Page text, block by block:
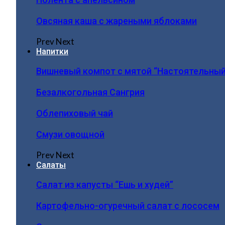
Овсяная каша с жареными яблоками
PrevNext
Напитки
Вишневый компот с мятой
Безалкогольная Сангрия
Облепиховый чай
Смузи овощной
PrevNext
Салаты
Салат из капусты “Ешь и худей”
Картофельно-огуречный салат с лососем